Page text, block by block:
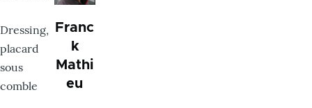
Dressing,
placard
sous
comble
Franc
k
Mathi
eu